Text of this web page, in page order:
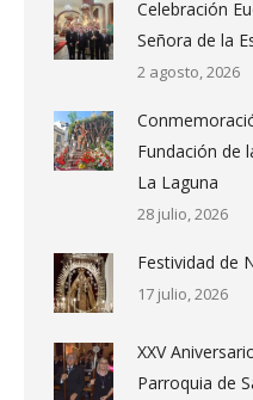
Celebración
Señora de la
2 agosto, 2026
Fundación de
La Laguna
28 julio, 2026
Festividad de
17 julio, 2026
XXV
Parroquia de